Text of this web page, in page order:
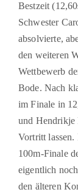
Bestzeit
Schwester
absolvierte,
den weiteren
Wettbewerb
Bode. Nach
im Finale in
und Hendrikje
Vortritt lassen.
100m-Finale
eigentlich
den älteren